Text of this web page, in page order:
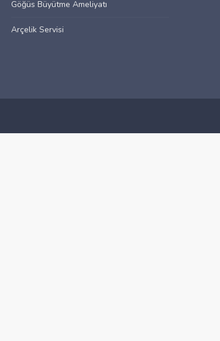
Göğüs Büyütme Ameliyatı
Arçelik Servisi